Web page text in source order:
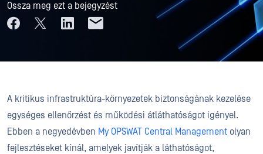
Ossza meg ezt a bejegyzést
A kritikus infrastruktúra-környezetek biztonságának kezelése
egységes ellenőrzést és működési átláthatóságot igényel.
Ebben a negyedévben My OPSWAT Central Management olyan
fejlesztéseket kínál, amelyek javítják a láthatóságot,